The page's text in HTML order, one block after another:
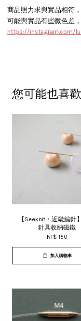
商品照力求與實品相符
可能與實品有些微色差
https://instagram.com/
您可能也喜歡
【Seeknit・近畿編針
針具收納磁鐵
NT$ 150
加入購物車